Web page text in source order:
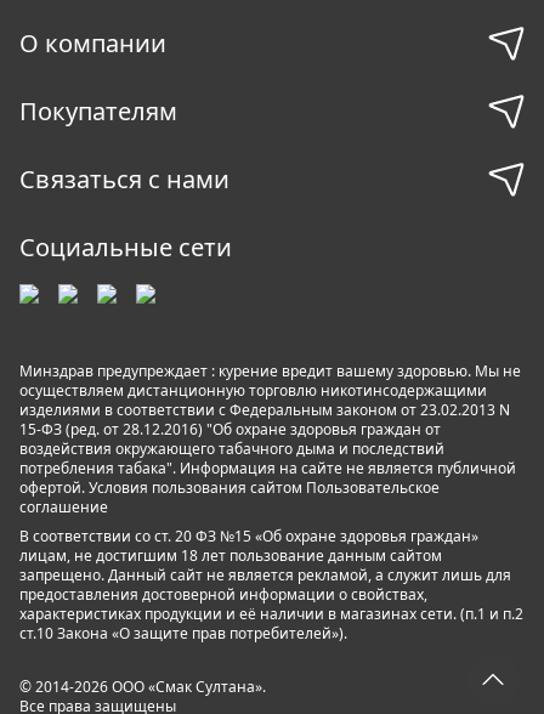
О компании
Покупателям
Связаться с нами
Социальные сети
Минздрав предупреждает : курение вредит вашему здоровью. Мы не
осуществляем дистанционную торговлю никотинсодержащими
изделиями в соответствии с Федеральным законом от 23.02.2013 N
15-ФЗ (ред. от 28.12.2016) "Об охране здоровья граждан от
воздействия окружающего табачного дыма и последствий
потребления табака". Информация на сайте не является публичной
офертой. Условия пользования сайтом Пользовательское
соглашение
В соответствии со ст. 20 ФЗ №15 «Об охране здоровья граждан»
лицам, не достигшим 18 лет пользование данным сайтом
запрещено. Данный сайт не является рекламой, а служит лишь для
предоставления достоверной информации о свойствах,
характеристиках продукции и её наличии в магазинах сети. (п.1 и п.2
ст.10 Закона «О защите прав потребителей»).
© 2014-2026 ООО «Смак Султана».
Все права защищены